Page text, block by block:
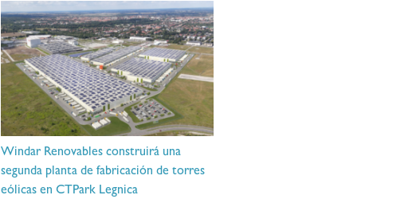
Windar Renovables construirá una
segunda planta de fabricación de torres
eólicas en CTPark Legnica